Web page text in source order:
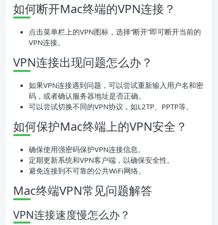
如何断开Mac终端的VPN连接？
点击菜单栏上的VPN图标，选择“断开”即可断开当前的
VPN连接。
VPN连接出现问题怎么办？
如果VPN连接遇到问题，可以尝试重新输入用户名和密
码，或者确认服务器地址是否正确。
可以尝试切换不同的VPN协议，如L2TP、PPTP等。
如何保护Mac终端上的VPN安全？
确保使用强密码保护VPN连接信息。
定期更新系统和VPN客户端，以确保安全性。
避免连接到不可靠的公共WiFi网络。
Mac终端VPN常见问题解答
VPN连接速度慢怎么办？